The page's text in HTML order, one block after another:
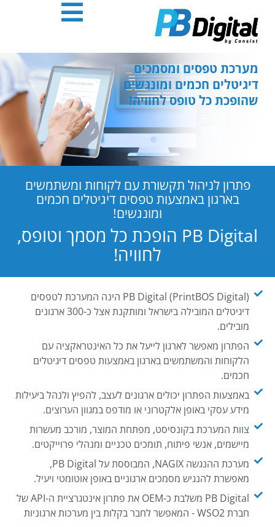
אנטר
מערכת טפסים ומסמכים
דיגיטלים חכמים ומונגשים
שהופכת כל טופס לחוויה!
פתרון לניהול תקשורת עם לקוחות ומשתמשים
בארגון באמצעות טפסים דיגיטלים חכמים
ומונגשים!
PB Digital הופכת כל מסמך וטופס,
לחוויה!
PB Digital (PrintBOS Digital) הינה המערכת לטפסים
דיגיטלים המובילה בישראל ומותקנת אצל כ-300 ארגונים
מובילים.
הפתרון מאפשר לארגון לייעל את כל האינטראקציה עם
הלקוחות והמשתמשים בארגון באמצעות טפסים דיגיטלים
חכמים.
באמצעות הפתרון יכולים ארגונים לעצב, להפיץ ולנהל ביעילות
מידע עסקי באופן אלקטרוני או מודפס במגוון הערוצים.
צוות המערכת בקונסיסט, מפתחת המוצר, מורכב מעשרות
מיישמים, אנשי פיתוח, תומכים טכניים ומנהלי פרוייקטים.
מערכת ההנגשה NAGIX, המבוססת על PB Digital,
מאפשרת להנגיש מסמכים ארגוניים באופן אוטומטי ויעיל.
PB Digital משלבת כ-OEM את פתרון אינטגרציית ה-API של
חברת WSO2 - המאפשר לחבר בקלות בין מערכות ארגוניות